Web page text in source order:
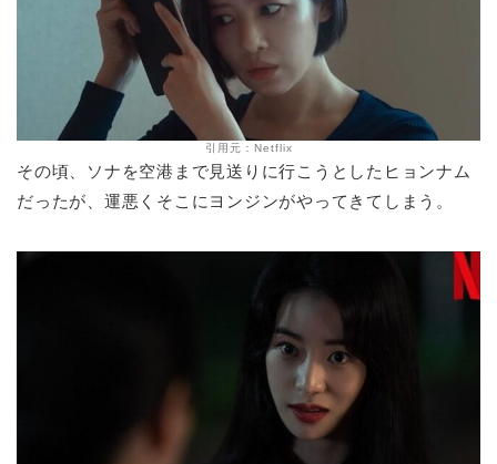
引用元：Netflix
その頃、ソナを空港まで見送りに行こうとしたヒョンナム
だったが、運悪くそこにヨンジンがやってきてしまう。